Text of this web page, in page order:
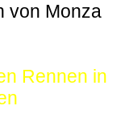
von Monza
Rennen in